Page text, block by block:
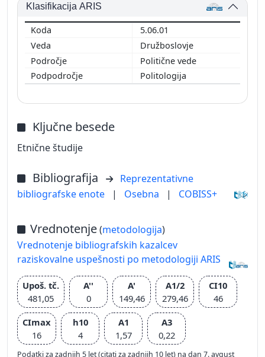
Klasifikacija ARIS
5.06.01
Družboslovje
Politične vede
Politologija
Ključne besede
Etnične študije
Bibliografija
Reprezentativne
bibliografske enote
| Osebna | COBISS+
Vrednotenje(metodologija)
Vrednotenje bibliografskih kazalcev
raziskovalne uspešnosti po metodologiji ARIS
Upoš. tč.
481,05
A''
0
A'
149,46
A1/2
279,46
CI10
46
CImax
16
h10
4
A1
1,57
A3
0,22
Podatki za zadnjih 5 let (citati za zadnjih 10 let) na dan 7. avgust